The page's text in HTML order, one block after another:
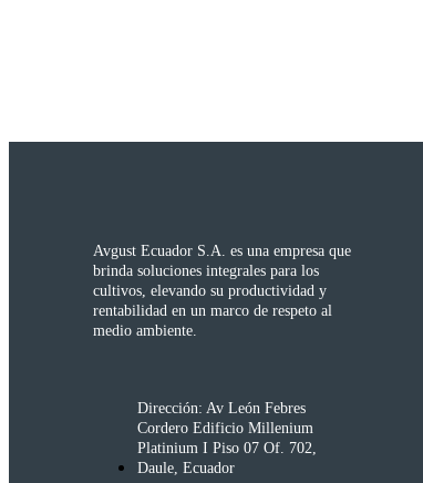
Avgust Ecuador S.A. es una empresa que
brinda soluciones integrales para los
cultivos, elevando su productividad y
rentabilidad en un marco de respeto al
medio ambiente.
Dirección: Av León Febres
Cordero Edificio Millenium
Platinium I Piso 07 Of. 702,
Daule, Ecuador